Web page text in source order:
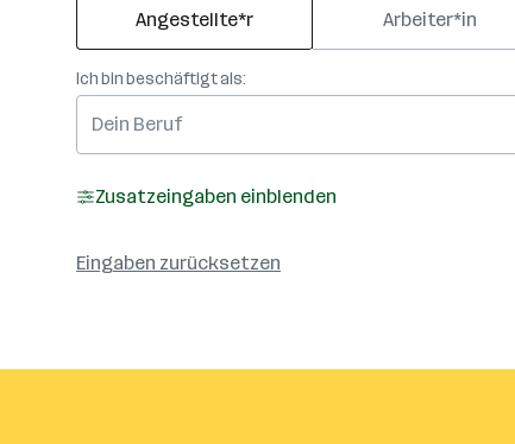
Angestellte*r Arbeiter*in
Ich bin beschäftigt als:
Zusatzeingaben einblenden
Eingaben zurücksetzen